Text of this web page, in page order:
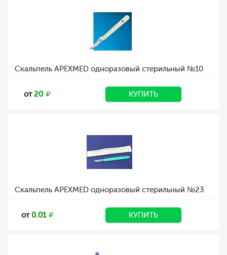
Скальпель APEXMED одноразовый стерильный №10
от20 КУПИТЬ
Скальпель APEXMED одноразовый стерильный №23
от 0.01 КУПИТЬ